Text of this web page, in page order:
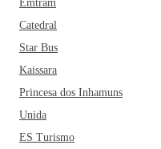
Emtram
Catedral
Star Bus
Kaissara
Princesa dos Inhamuns
Unida
ES Turismo